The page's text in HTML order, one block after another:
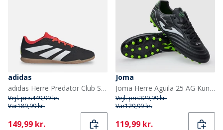
adidas
adidas Herre Predator Club Solar Energy Pack IN Indendørs Sala Fodboldstøvler Core Black/Footwear White/Solar Red
Vejl. pris449,99 kr.
Var189,99 kr.
Current
149,99 kr.
Joma
Joma Herre Aguila 25 AG Kunstgræs Fodboldstøvler Sort/Fluoro Green
Vejl. pris329,99 kr.
Var129,99 kr.
Current
119,99 kr.